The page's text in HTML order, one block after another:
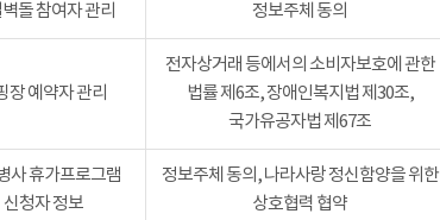
돌 참여자 관리 정보주체 동의
장 예약자 관리
전자상거래 등에서의 소비자보호에 관한
법률 제6조, 장애인복지법 제30조,
국가유공자법 제67조
사 휴가프로그램
신청자 정보
정보주체 동의, 나라사랑 정신함양을 위한
상호협력 협약